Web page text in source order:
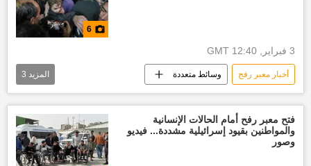
6
3 فبراير, 12:40 GMT
أخبار معبر رفح وسائط متعددة
أخبار فلسطين اليوم غزة صور
المزيد 3
فتح معبر رفح أمام الحالات الإنسانية
والمواطنين بقيود إسرائيلية مشددة... فيديو
وصور